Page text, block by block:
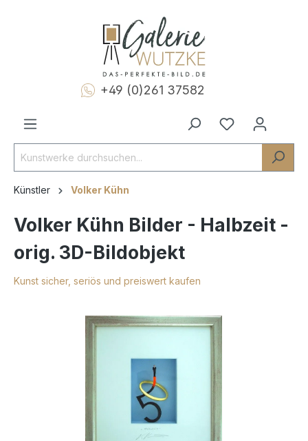
+49 (0)261 37582
Künstler Volker Kühn
Volker Kühn Bilder - Halbzeit -
orig. 3D-Bildobjekt
Kunst sicher, seriös und preiswert kaufen